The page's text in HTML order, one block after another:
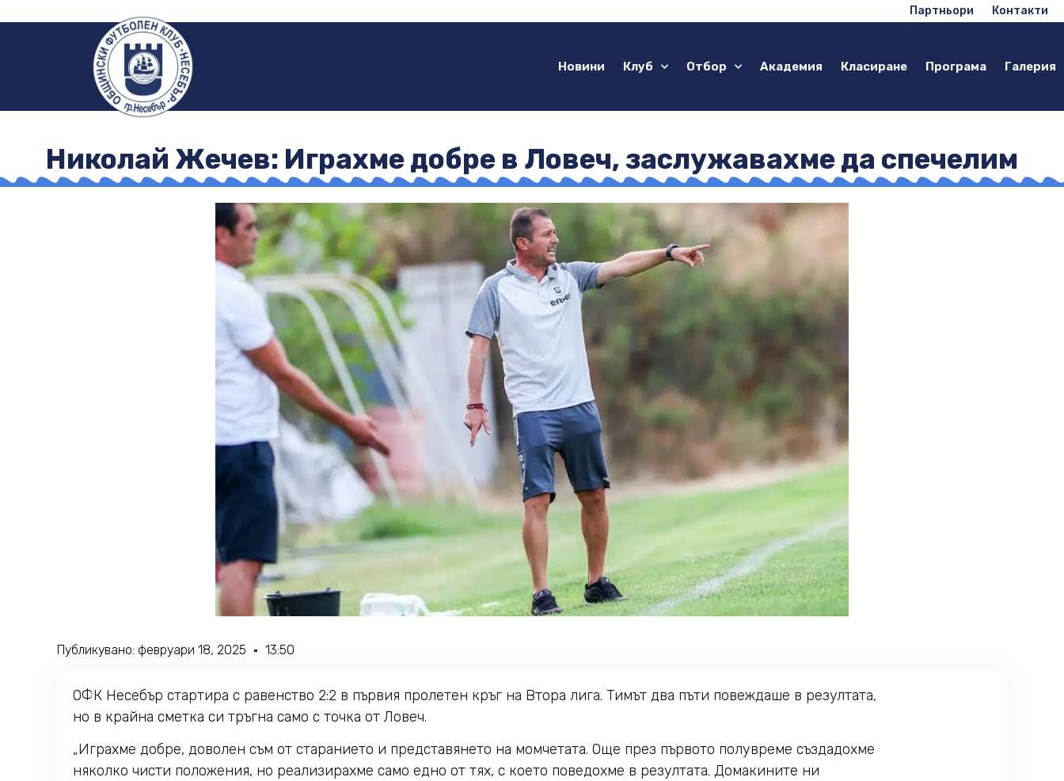
Партньори Контакти
Новини Клуб Отбор Академия Класиране Програма Галерия
Николай Жечев: Играхме добре в Ловеч, заслужавахме да спечелим
Публикувано: февруари 18, 2025 13:50
ОФК Несебър стартира с равенство 2:2 в първия пролетен кръг на Втора лига. Тимът два пъти повеждаше в резултата,
но в крайна сметка си тръгна само с точка от Ловеч.
„Играхме добре, доволен съм от старанието и представянето на момчетата. Още през първото полувреме създадохме
няколко чисти положения, но реализирахме само едно от тях, с което поведохме в резултата. Домакините ни